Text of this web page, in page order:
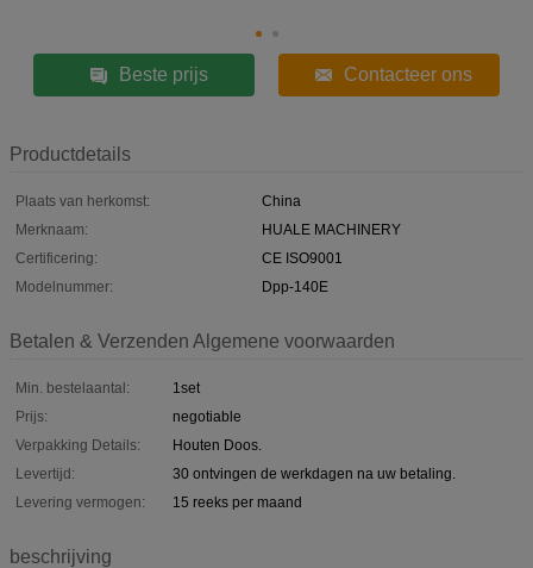
Beste prijs Contacteer ons
Productdetails
Plaats van herkomst:
China
Merknaam:
HUALE MACHINERY
Certificering:
CE ISO9001
Modelnummer:
Dpp-140E
Betalen & Verzenden Algemene voorwaarden
Min. bestelaantal:
1set
Prijs:
negotiable
Verpakking Details:
Houten Doos.
Levertijd:
30 ontvingen de werkdagen na uw betaling.
Levering vermogen:
15 reeks per maand
beschrijving